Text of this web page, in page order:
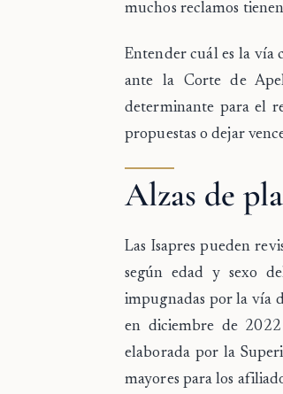
muchos reclamos
Entender cuál es la vía
ante la Corte de
determinante para el
propuestas o dejar
Alzas de
Las Isapres pueden
según edad y sexo
impugnadas por la vía
en diciembre de
elaborada por la
mayores para los